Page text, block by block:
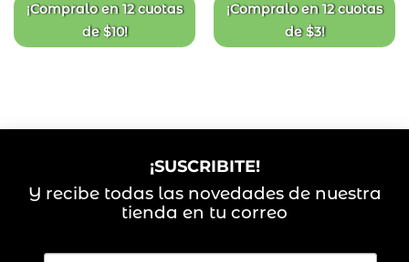
¡Compralo en12 cuotas
de$10!
¡Compralo en12 cuotas
de$3!
¡SUSCRIBITE!
Y recibe todas las novedades de nuestra
tienda en tu correo